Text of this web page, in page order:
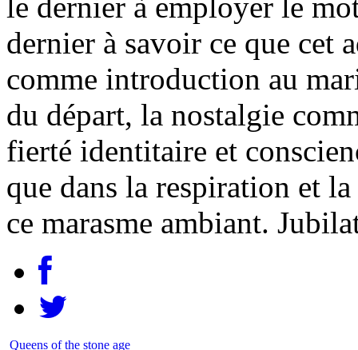
dernier à savoir ce que cet
comme introduction au
du départ, la nostalgie
fierté identitaire et
que dans la respiration et
ce marasme ambiant.
Queens of the stone age